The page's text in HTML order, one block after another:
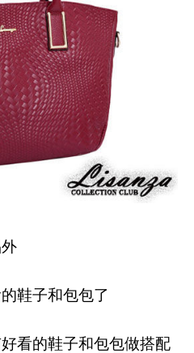
鞋子和包包了
看的鞋子和包包做搭配